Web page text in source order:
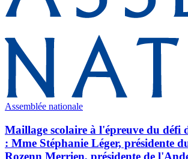
Assemblée nationale
Maillage scolaire à l'épreuve du défi
: Mme Stéphanie Léger, présidente
Rozenn Merrien, présidente de